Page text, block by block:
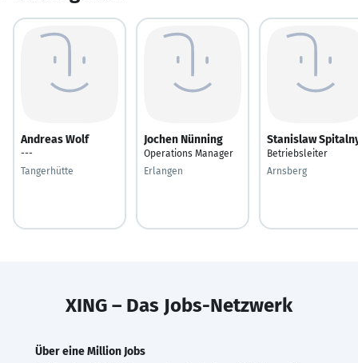
Andreas Wolf
---
Tangerhütte
Jochen Nünning
Operations Manager
Erlangen
Stanislaw
Betriebsleiter
Arnsberg
XING – Das Jobs-Netzwerk
Über eine Million Jobs